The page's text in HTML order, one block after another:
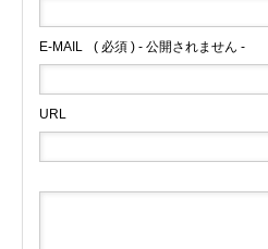
E-MAIL ( 必須 ) - 公開されません -
URL